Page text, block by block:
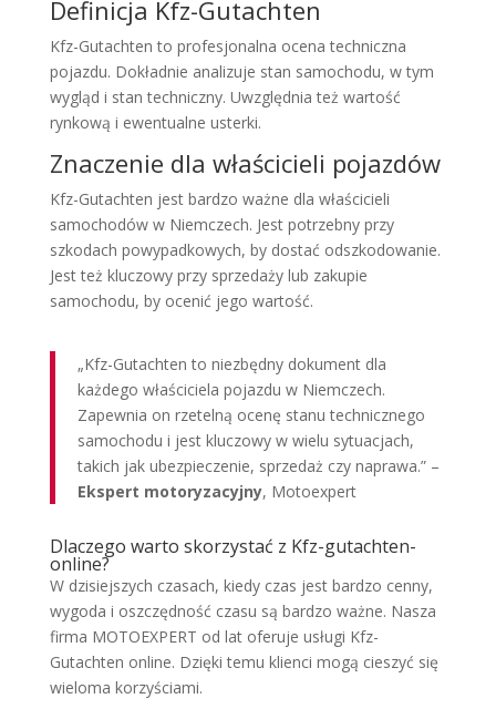
Definicja Kfz-Gutachten
Kfz-Gutachten to profesjonalna ocena techniczna
pojazdu. Dokładnie analizuje stan samochodu, w tym
wygląd i stan techniczny. Uwzględnia też wartość
rynkową i ewentualne usterki.
Znaczenie dla właścicieli pojazdów
Kfz-Gutachten jest bardzo ważne dla właścicieli
samochodów w Niemczech. Jest potrzebny przy
szkodach powypadkowych, by dostać odszkodowanie.
Jest też kluczowy przy sprzedaży lub zakupie
samochodu, by ocenić jego wartość.
„Kfz-Gutachten to niezbędny dokument dla
każdego właściciela pojazdu w Niemczech.
Zapewnia on rzetelną ocenę stanu technicznego
samochodu i jest kluczowy w wielu sytuacjach,
takich jak ubezpieczenie, sprzedaż czy naprawa.” –
Ekspert motoryzacyjny, Motoexpert
Dlaczego warto skorzystać z Kfz-gutachten-
online?
W dzisiejszych czasach, kiedy czas jest bardzo cenny,
wygoda i oszczędność czasu są bardzo ważne. Nasza
firma MOTOEXPERT od lat oferuje usługi Kfz-
Gutachten online. Dzięki temu klienci mogą cieszyć się
wieloma korzyściami.